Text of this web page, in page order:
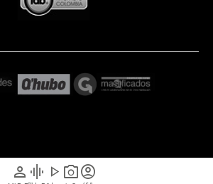
person graphic_eq play_arrow photo_cameraaccount_circle